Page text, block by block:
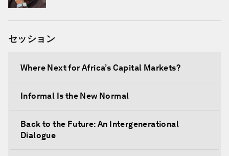
セッション
Where Next for Africa’s Capital Markets?
Informal Is the New Normal
Back to the Future: An Intergenerational
Dialogue